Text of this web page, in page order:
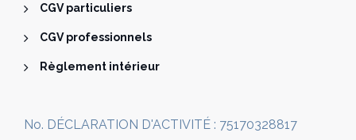
CGV particuliers
CGV professionnels
Règlement intérieur
No. DÉCLARATION D'ACTIVITÉ : 75170328817